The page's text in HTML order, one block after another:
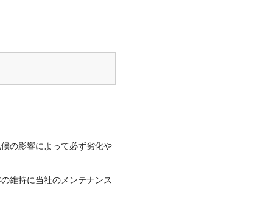
の影響によって必ず劣化や
維持に当社のメンテナンス